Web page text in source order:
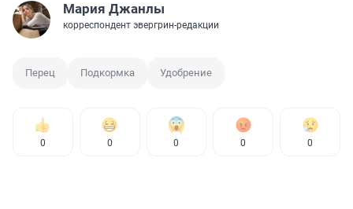
Мария Джанлы
корреспондент эвергрин-редакции
Перец Подкормка Удобрение
0 0 0 0 0